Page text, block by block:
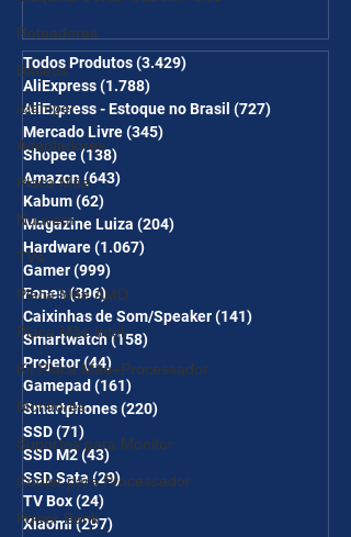
Roteadores
Baseus
iclamper
Adaptadores
Placa Mãe
Nuuvem
TVs
Placa Mãe AMD
Placa Mãe Intel
Kit Placa Mãe+Processador
Monitores
Suportes para Monitor
Cooler para Processador
Power Bank
Ganhe Frete Grátis(R$10 de
desc em 6 itens/R$25 de
desc em 10 itens) OS
CUPONS SÃO VÁLIDOS NO
COMBO
Todos Produtos(3.429)
AliExpress(1.788)
AliExpress - Estoque no Brasil (727)
Mercado Livre(345)
Shopee(138)
Amazon(643)
Kabum(62)
Magazine Luiza (204)
Hardware(1.067)
Gamer(999)
Fones(396)396 posts
Caixinhas de Som/Speaker(141)
Smartwatch(158)
Projetor(44) 44 posts
Gamepad (161)
Smartphones(220)
SSD(71)
SSD M2(43)43 posts
SSD Sata(29)29 posts
TV Box(24)
Xiaomi(297)